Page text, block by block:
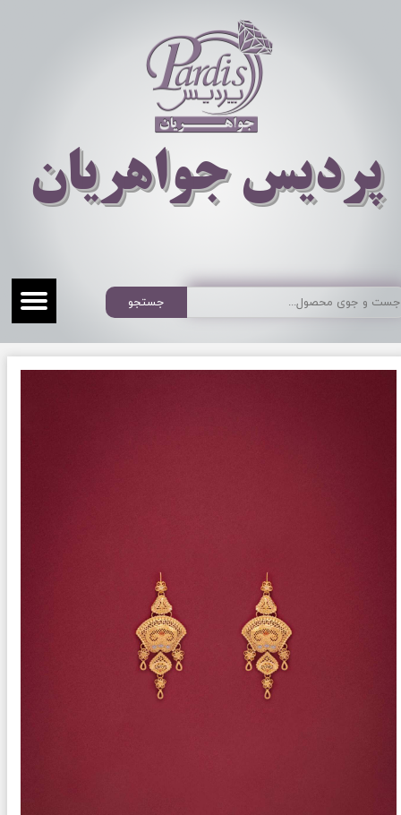
​​​​پردیس جواهریان
جستجو